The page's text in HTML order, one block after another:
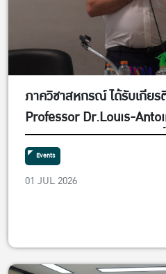
ภาควิชาสหกรณ์ ได้รับเกีย
Professor Dr.Louis-
Département Sciences
Sociales et de Gestion
Montpellier, สาธารณรัฐฝรั่
บรรยาย โครงการบรรยาย
01125439 การวางแผนธุร
สังคม หัวข้อบรรยาย
Cooperatives in France”
Events
01 JUL 2026